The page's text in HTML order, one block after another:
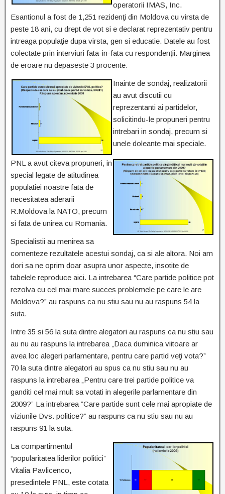
operatorii IMAS, Inc.
Esantionul a fost de 1,251 rezidenţi din Moldova cu virsta de
peste 18 ani, cu drept de vot si e declarat reprezentativ pentru
intreaga populaţie dupa virsta, gen si educatie. Datele au fost
colectate prin interviuri fata-in-fata cu respondenţii. Marginea
de eroare nu depaseste 3 procente.
Inainte de sondaj, realizatorii
au avut discutii cu
reprezentanti ai partidelor,
solicitindu-le propuneri pentru
intrebari in sondaj, precum si
unele doleante mai speciale.
PNL a avut citeva propuneri, in
special legate de atitudinea
populatiei noastre fata de
necesitatea aderarii
R.Moldova la NATO, precum
si fata de unirea cu Romania.
Specialistii au menirea sa
comenteze rezultatele acestui sondaj, ca si ale altora. Noi am
dori sa ne oprim doar asupra unor aspecte, insotite de
tabelele reproduce aici. La intrebarea “Care partide politice pot
rezolva cu cel mai mare succes problemele pe care le are
Moldova?” au raspuns ca nu stiu sau nu au raspuns 54 la
suta.
Intre 35 si 56 la suta dintre alegatori au raspuns ca nu stiu sau
au nu au raspuns la intrebarea „Daca duminica viitoare ar
avea loc alegeri parlamentare, pentru care partid veţi vota?”
70 la suta dintre alegatori au spus ca nu stiu sau nu au
raspuns la intrebarea „Pentru care trei partide politice va
ganditi cel mai mult sa votati in alegerile parlamentare din
2009?” La intrebarea ”Care partide sunt cele mai apropiate de
viziunile Dvs. politice?” au raspuns ca nu stiu sau nu au
raspuns 91 la suta.
La compartimentul
“popularitatea liderilor politici”
Vitalia Pavlicenco,
presedintele PNL, este cotata